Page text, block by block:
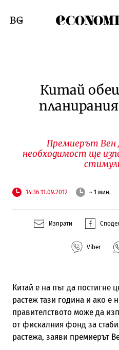
Смяна на език
Китай
Премиерът Вен
необходимост ще
14:36 11.09.2012 ~ 1 мин.
Изпрати
Viber
Китай е на път да постигне
растеж тази година и ако е
правителството може да
от фискалния фонд за
растежа, заяви премиерът